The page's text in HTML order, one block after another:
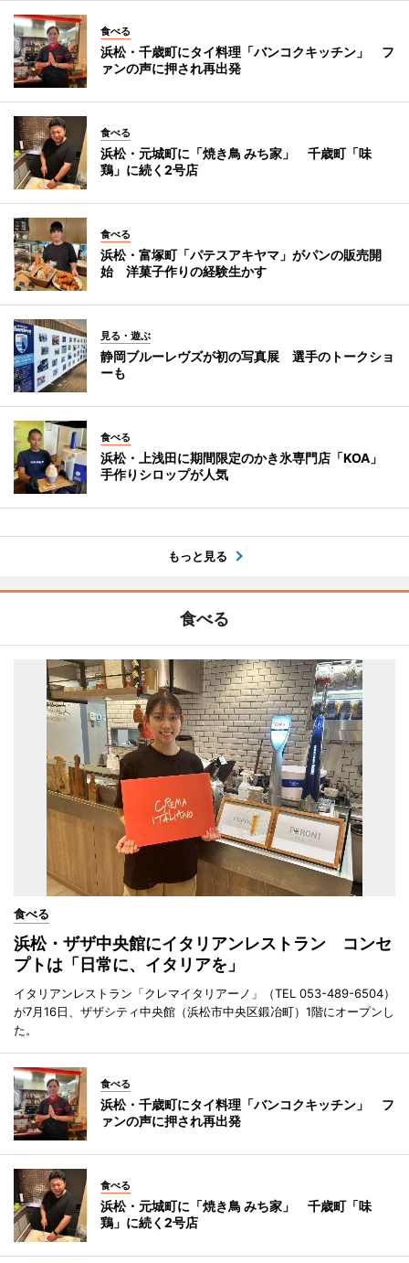
食べる
浜松・千歳町にタイ料理「バンコクキッチン」 フ
ァンの声に押され再出発
食べる
浜松・元城町に「焼き鳥 みち家」 千歳町「味
鶏」に続く2号店
食べる
浜松・富塚町「パテスアキヤマ」がパンの販売開
始 洋菓子作りの経験生かす
見る・遊ぶ
静岡ブルーレヴズが初の写真展 選手のトークショ
ーも
食べる
浜松・上浅田に期間限定のかき氷専門店「KOA」
手作りシロップが人気
もっと見る
食べる
食べる
浜松・ザザ中央館にイタリアンレストラン コンセ
プトは「日常に、イタリアを」
イタリアンレストラン「クレマイタリアーノ」（TEL 053-489-6504）
が7月16日、ザザシティ中央館（浜松市中央区鍛冶町）1階にオープンし
た。
食べる
浜松・千歳町にタイ料理「バンコクキッチン」 フ
ァンの声に押され再出発
食べる
浜松・元城町に「焼き鳥 みち家」 千歳町「味
鶏」に続く2号店